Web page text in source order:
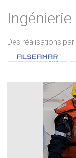
Des réalisations par